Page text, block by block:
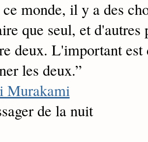
monde, il y a des
que seul, et
deux. L'important est
les deux.”
Murakami
de la nuit